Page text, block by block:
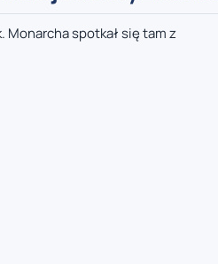
Monarcha spotkał się tam z